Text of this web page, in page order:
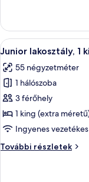
nemdohányzó
ágy,
nemdohányzó
további
A
következő
szoba
összes
képének
megtekintése:
Junior
1
9
Junior lakosztály, 1
55 négyzetméter
1 hálószoba
3 férőhely
1 king (extra
Ingyenes
További részletek
Junior